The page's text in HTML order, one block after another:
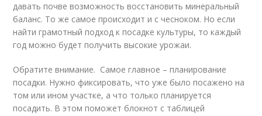
давать почве возможность восстановить минеральный
баланс. То же самое происходит и с чесноком. Но если
найти грамотный подход к посадке культуры, то каждый
год можно будет получить высокие урожаи.
Обратите внимание. Самое главное – планирование
посадки. Нужно фиксировать, что уже было посажено на
том или ином участке, а что только планируется
посадить. В этом поможет блокнот с таблицей